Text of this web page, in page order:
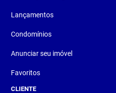
Lançamentos
Condomínios
Anunciar seu imóvel
Favoritos
CLIENTE